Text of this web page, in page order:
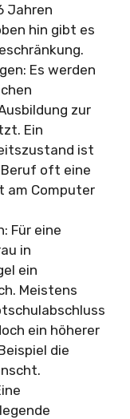
Jahren
hin gibt es
Es werden
zur
Ein
ist
Beruf oft eine
am Computer
Für eine
in
ein
Meistens
ein höherer
die